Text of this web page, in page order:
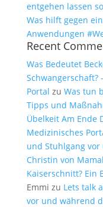
entgehen lassen
Was hilft gegen
Anwendungen
Recent
Was Bedeutet
Schwangerschaft?
Portal zu Was tun
Tipps und
Übelkeit Am Ende
Medizinisches
und Stuhlgang
Christin von
Kaiserschnitt? Ein
Emmi zu Lets talk
vor und während